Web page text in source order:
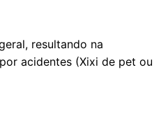
resultando na
acidentes (Xixi de pet ou